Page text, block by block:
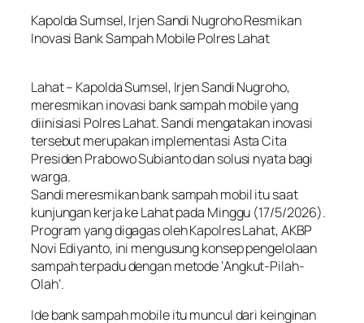
Kapolda Sumsel, Irjen Sandi Nugroho Resmikan
Inovasi Bank Sampah Mobile Polres Lahat
Lahat – Kapolda Sumsel, Irjen Sandi Nugroho,
meresmikan inovasi bank sampah mobile yang
diinisiasi Polres Lahat. Sandi mengatakan inovasi
tersebut merupakan implementasi Asta Cita
Presiden Prabowo Subianto dan solusi nyata bagi
warga.
Sandi meresmikan bank sampah mobil itu saat
kunjungan kerja ke Lahat pada Minggu (17/5/2026).
Program yang digagas oleh Kapolres Lahat, AKBP
Novi Ediyanto, ini mengusung konsep pengelolaan
sampah terpadu dengan metode ‘Angkut-Pilah-
Olah’.
Ide bank sampah mobile itu muncul dari keinginan